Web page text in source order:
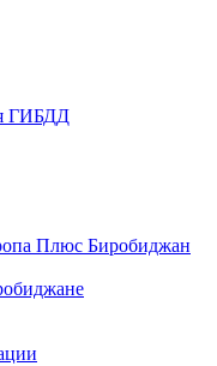
ГИБДД
Плюс Биробиджан